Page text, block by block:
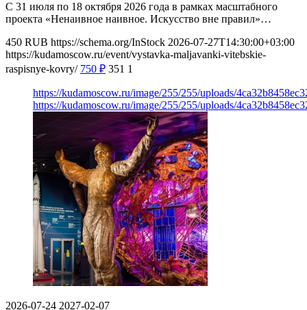
С 31 июля по 18 октября 2026 года в рамках масштабного
проекта «Ненаивное наивное. Искусство вне правил»…
450 RUB https://schema.org/InStock 2026-07-27T14:30:00+03:00
https://kudamoscow.ru/event/vystavka-maljavanki-vitebskie-
raspisnye-kovry/ 750 ₽ 351 1
https://kudamoscow.ru/image/255/255/uploads/
https://kudamoscow.ru/image/255/255/uploads/
2026-07-24 2027-02-07